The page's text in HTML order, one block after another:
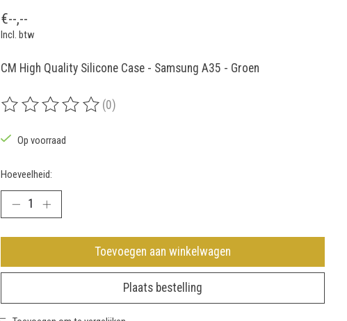
€--,--
Incl. btw
CM High Quality Silicone Case - Samsung A35 - Groen
De beoordeling van dit product is
(0)
Op voorraad
Hoeveelheid:
Toevoegen aan winkelwagen
Plaats bestelling